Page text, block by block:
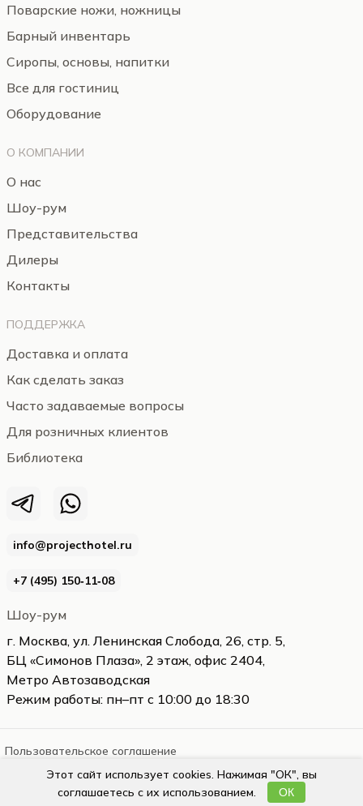
info@projecthotel.ru
+7 (495) 150‑11‑08
Шоу-рум
г. Москва, ул. Ленинская Слобода, 26, стр. 5,
БЦ «Симонов Плаза», 2 этаж, офис 2404,
Метро Автозаводская
Режим работы: пн–пт с 10:00 до 18:30
Поварские ножи, ножницы
Барный инвентарь
Сиропы, основы, напитки
Все для гостиниц
Оборудование
О КОМПАНИИ
О нас
Шоу-рум
Представительства
Дилеры
Контакты
ПОДДЕРЖКА
Доставка и оплата
Как сделать заказ
Часто задаваемые вопросы
Для розничных клиентов
Библиотека
Пользовательское соглашение
projecthotel.ru
Этот сайт использует cookies. Нажимая "ОК", вы
соглашаетесь с их использованием.
ОК